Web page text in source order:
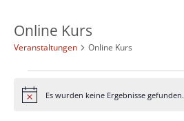
Online Kurs
Veranstaltungen Online Kurs
Veranstaltungen
HinweisEs wurden keine Ergebnisse gefunden.